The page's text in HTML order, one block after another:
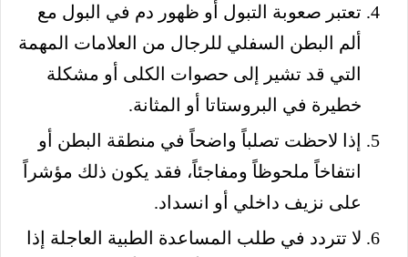
تعتبر صعوبة التبول أو ظهور دم في البول مع
ألم البطن السفلي للرجال من العلامات المهمة
التي قد تشير إلى حصوات الكلى أو مشكلة
خطيرة في البروستاتا أو المثانة.
إذا لاحظت تصلباً واضحاً في منطقة البطن أو
انتفاخاً ملحوظاً ومفاجئاً، فقد يكون ذلك مؤشراً
على نزيف داخلي أو انسداد.
لا تتردد في طلب المساعدة الطبية العاجلة إذا